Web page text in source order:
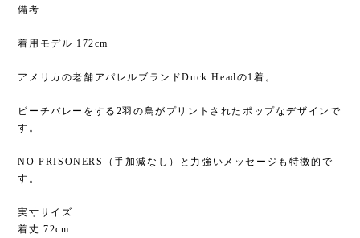
備考
着用モデル 172cm
アメリカの老舗アパレルブランドDuck Headの1着。
ビーチバレーをする2羽の鳥がプリントされたポップなデザインで
す。
NO PRISONERS（手加減なし）と力強いメッセージも特徴的で
す。
実寸サイズ
着丈 72cm